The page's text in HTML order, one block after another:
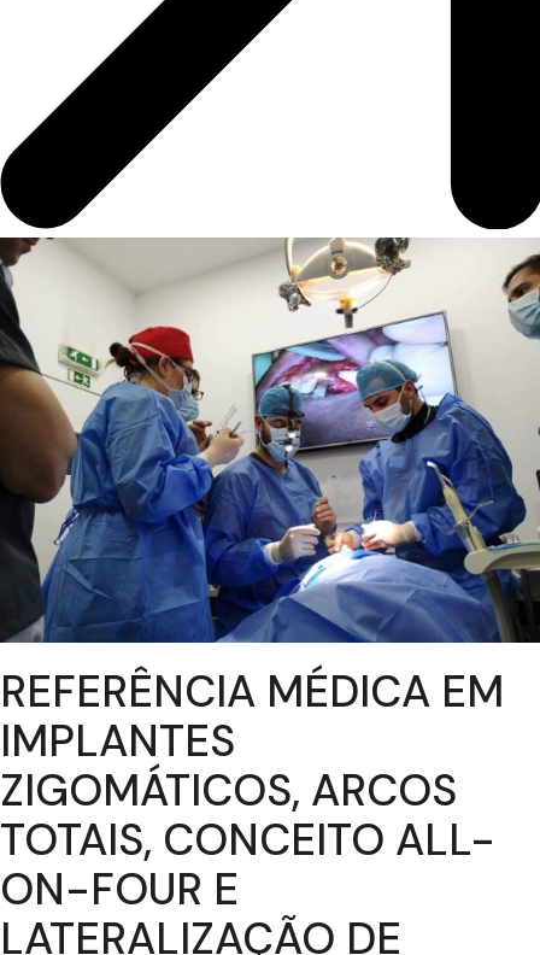
REFERÊNCIA MÉDICA EM
IMPLANTES
ZIGOMÁTICOS, ARCOS
TOTAIS, CONCEITO ALL-
ON-FOUR E
LATERALIZAÇÃO DE